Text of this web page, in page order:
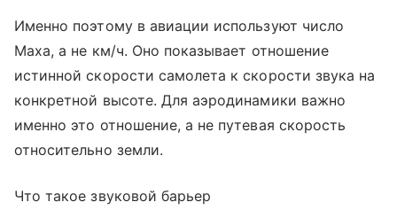
Именно поэтому в авиации используют число
Маха, а не км/ч. Оно показывает отношение
истинной скорости самолета к скорости звука на
конкретной высоте. Для аэродинамики важно
именно это отношение, а не путевая скорость
относительно земли.
Что такое звуковой барьер